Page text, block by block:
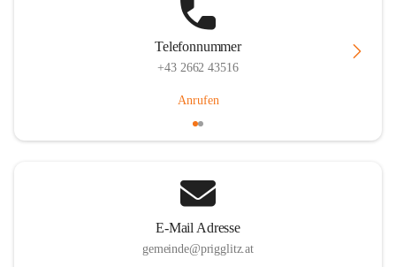
Telefonnummer
+43 2662 43516
Anrufen
E-Mail Adresse
gemeinde@prigglitz.at